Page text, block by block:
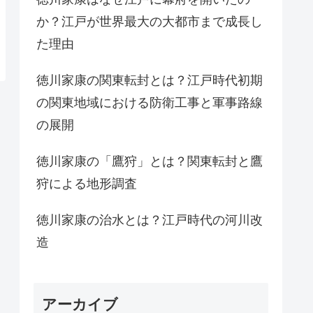
か？江戸が世界最大の大都市まで成長し
た理由
徳川家康の関東転封とは？江戸時代初期
の関東地域における防衛工事と軍事路線
の展開
徳川家康の「鷹狩」とは？関東転封と鷹
狩による地形調査
徳川家康の治水とは？江戸時代の河川改
造
アーカイブ